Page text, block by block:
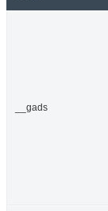
__gads